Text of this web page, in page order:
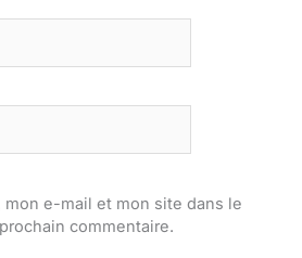
mon e-mail et mon site dans le
commentaire.